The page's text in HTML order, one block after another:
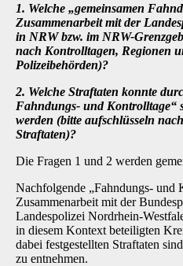
1. Welche „gemeinsamen
Zusammenarbeit mit der
in NRW bzw. im NRW-
nach Kontrolltagen, Regionen
Polizeibehörden)?
2. Welche Straftaten konnte
Fahndungs- und Kontrolltage“
werden (bitte aufschlüsseln
Straftaten)?
Die Fragen 1 und 2 werden
Nachfolgende „Fahndungs- und
Zusammenarbeit mit der
Landespolizei Nordrhein-
in diesem Kontext beteiligten
dabei festgestellten Straftaten
zu entnehmen.